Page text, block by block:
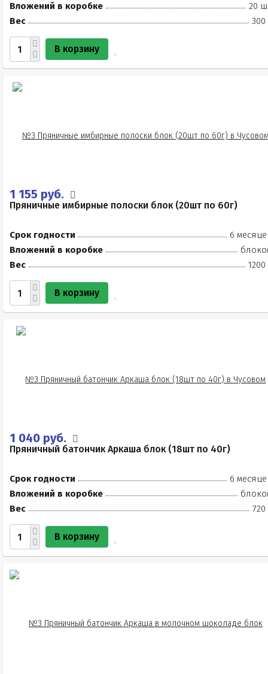
Вложений в коробке
20
Вес
300
В корзину
1 155 руб.
Пряничные имбирные полоски блок (20шт по 60г)
Срок годности
6
Вложений в коробке
Вес
1200
В корзину
1 040 руб.
Пряничный батончик Аркаша блок (18шт по 40г)
Срок годности
6
Вложений в коробке
Вес
720
В корзину